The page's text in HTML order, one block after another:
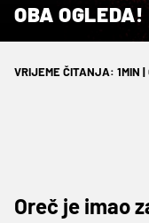
OBA OGLEDA!
VRIJEME ČITANJA: 1MIN
Oreč je imao